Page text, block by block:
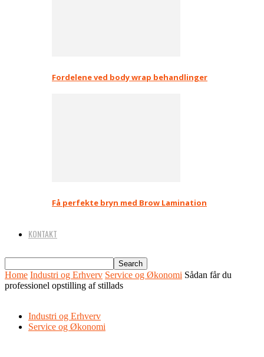
Fordelene ved body wrap behandlinger
Få perfekte bryn med Brow Lamination
KONTAKT
Home Industri og Erhverv Service og Økonomi Sådan får du
professionel opstilling af stillads
Industri og Erhverv
Service og Økonomi